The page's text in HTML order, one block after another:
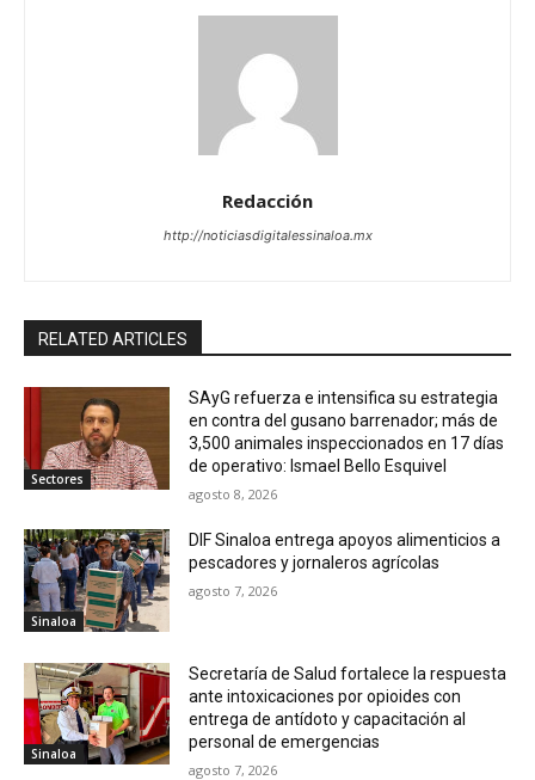
Redacción
http://noticiasdigitalessinaloa.mx
RELATED ARTICLES
Sectores
SAyG refuerza e intensifica su estrategia
en contra del gusano barrenador; más de
3,500 animales inspeccionados en 17 días
de operativo: Ismael Bello Esquivel
agosto 8, 2026
Sinaloa
DIF Sinaloa entrega apoyos alimenticios a
pescadores y jornaleros agrícolas
agosto 7, 2026
Sinaloa
Secretaría de Salud fortalece la respuesta
ante intoxicaciones por opioides con
entrega de antídoto y capacitación al
personal de emergencias
agosto 7, 2026